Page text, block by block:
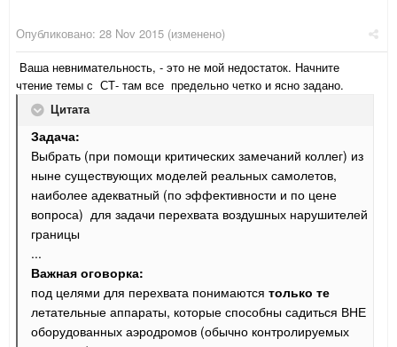
Опубликовано: 28 Nov 2015 (изменено)
Ваша невнимательность, - это не мой недостаток. Начните
чтение темы с СТ- там все предельно четко и ясно задано.
Цитата
Задача:
Выбрать (при помощи критических замечаний коллег) из
ныне существующих моделей реальных самолетов,
наиболее адекватный (по эффективности и по цене
вопроса) для задачи перехвата воздушных нарушителей
границы
...
Важная оговорка:
под целями для перехвата понимаются только те
летательные аппараты, которые способны садиться ВНЕ
оборудованных аэродромов (обычно контролируемых